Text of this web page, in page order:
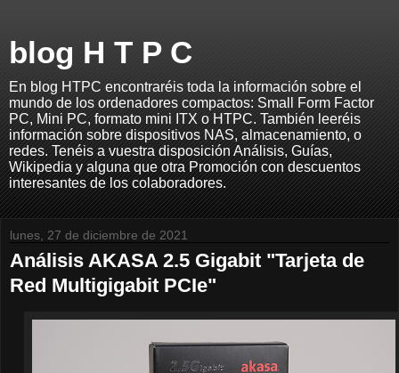
blog H T P C
En blog HTPC encontraréis toda la información sobre el
mundo de los ordenadores compactos: Small Form Factor
PC, Mini PC, formato mini ITX o HTPC. También leeréis
información sobre dispositivos NAS, almacenamiento, o
redes. Tenéis a vuestra disposición Análisis, Guías,
Wikipedia y alguna que otra Promoción con descuentos
interesantes de los colaboradores.
lunes, 27 de diciembre de 2021
Análisis AKASA 2.5 Gigabit "Tarjeta de
Red Multigigabit PCIe"